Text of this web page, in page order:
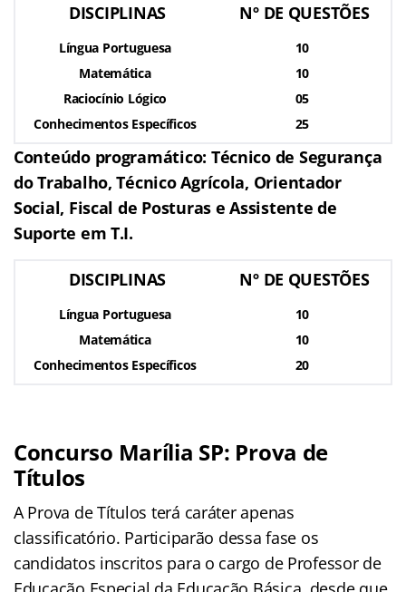
DISCIPLINAS Nº DE QUESTÕES
Língua Portuguesa
Matemática
Raciocínio Lógico
Conhecimentos Específicos
10
10
05
25
Conteúdo programático: Técnico de Segurança
do Trabalho, Técnico Agrícola, Orientador
Social, Fiscal de Posturas e Assistente de
Suporte em T.I.
DISCIPLINAS Nº DE QUESTÕES
Língua Portuguesa
Matemática
Conhecimentos Específicos
10
10
20
Concurso Marília SP: Prova de
Títulos
A Prova de Títulos terá caráter apenas
classificatório. Participarão dessa fase os
candidatos inscritos para o cargo de Professor de